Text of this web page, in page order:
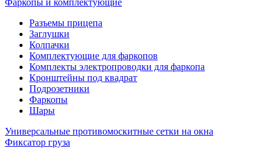
Фаркопы и комплектующие
Разъемы прицепа
Заглушки
Колпачки
Комплектующие для фаркопов
Комплекты электропроводки для фаркопа
Кронштейны под квадрат
Подрозетники
Фаркопы
Шары
Универсальные противомоскитные сетки на окна
Фиксатор груза